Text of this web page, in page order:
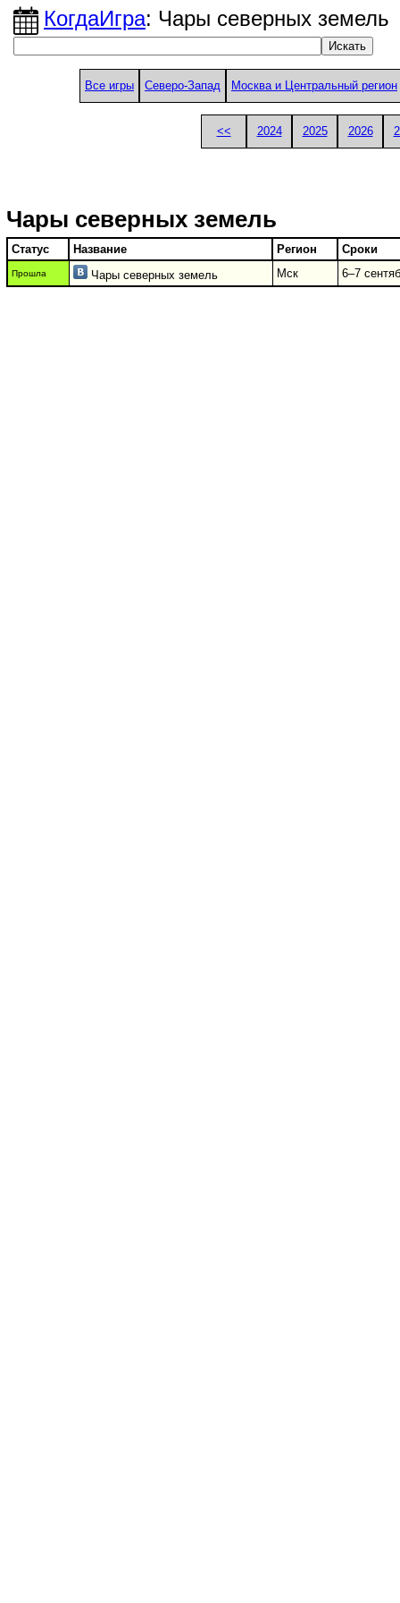
КогдаИгра: Чары северных земель
Все игры Северо-Запад Москва и Центральный регион
<< 2024 2025 2026
Чары северных земель
Статус Название Регион Сроки
Прошла Чары северных земель Мск 6–7